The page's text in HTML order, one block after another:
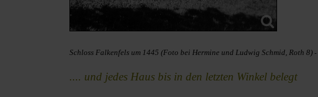
Schloss Falkenfels um 1445 (Foto bei Hermine und Ludwig Schmid, Roth 8) -
.... und jedes Haus bis in den letzten Winkel belegt